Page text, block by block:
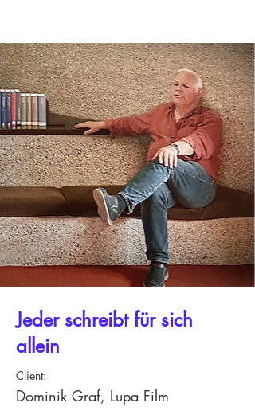
Jeder schreibt für sich
allein
Client:
Dominik Graf, Lupa Film